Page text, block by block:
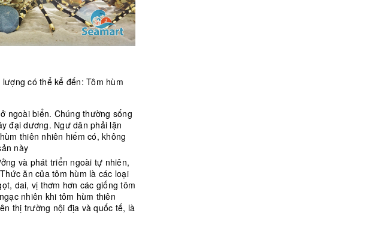
có thể kể đến: Tôm hùm
ngoài biển. Chúng thường sống
đại dương. Ngư dân phải lặn
thiên nhiên hiếm có, không
này
và phát triển ngoài tự nhiên,
ăn của tôm hùm là các loại
dai, vị thơm hơn các giống tôm
nhiên khi tôm hùm thiên
thị trường nội địa và quốc tế, là